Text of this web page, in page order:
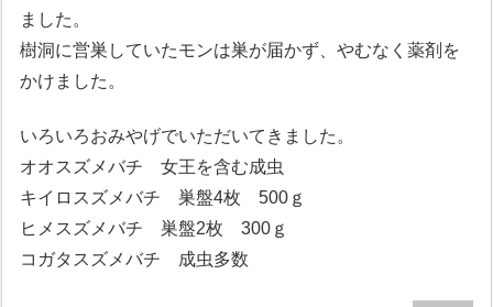
ました。
樹洞に営巣していたモンは巣が届かず、やむなく薬剤を
かけました。
いろいろおみやげでいただいてきました。
オオスズメバチ 女王を含む成虫
キイロスズメバチ 巣盤4枚 500ｇ
ヒメスズメバチ 巣盤2枚 300ｇ
コガタスズメバチ 成虫多数